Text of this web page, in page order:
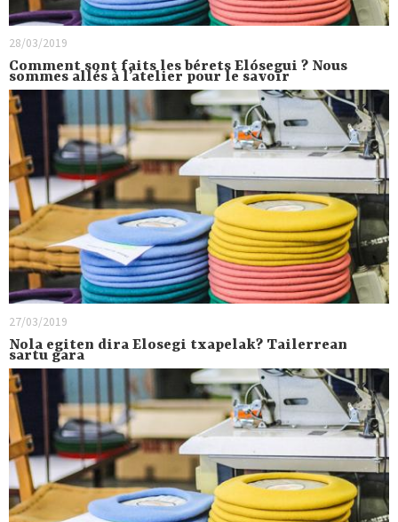
28/03/2019
Comment sont faits les bérets Elósegui ? Nous
sommes allés à l’atelier pour le savoir
27/03/2019
Nola egiten dira Elosegi txapelak? Tailerrean
sartu gara